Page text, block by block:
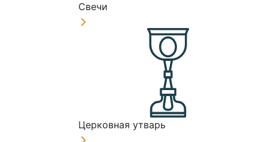
Свечи
Церковная утварь